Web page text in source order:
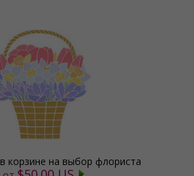
корзине на выбор флориста